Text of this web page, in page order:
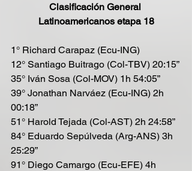
Clasificación General
Latinoamericanos etapa 18
1° Richard Carapaz (Ecu-ING)
12° Santiago Buitrago (Col-TBV) 20:15”
35° Iván Sosa (Col-MOV) 1h 54:05”
39° Jonathan Narváez (Ecu-ING) 2h
00:18”
51° Harold Tejada (Col-AST) 2h 24:58”
84° Eduardo Sepúlveda (Arg-ANS) 3h
25:29”
91° Diego Camargo (Ecu-EFE) 4h